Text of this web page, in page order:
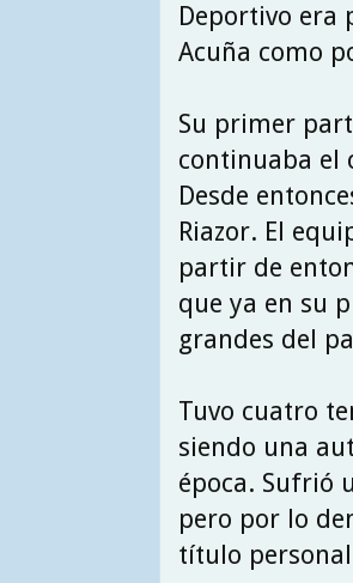
Deportivo era
Acuña como
Su primer
continuaba el
Desde
Riazor. El
partir de
que ya en su
grandes del
Tuvo cuatro
siendo una
época. Sufrió
pero por lo
título